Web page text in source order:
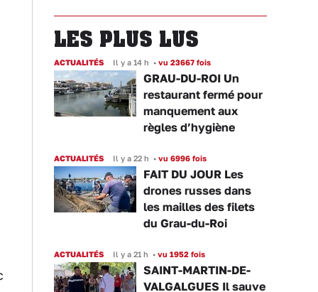
LES PLUS LUS
ACTUALITÉS Il y a 14 h • vu 23667 fois
GRAU-DU-ROI Un
restaurant fermé pour
manquement aux
règles d’hygiène
ACTUALITÉS Il y a 22 h • vu 6996 fois
FAIT DU JOUR Les
drones russes dans
les mailles des filets
du Grau-du-Roi
ACTUALITÉS Il y a 21 h • vu 1952 fois
SAINT-MARTIN-DE-
VALGALGUES Il sauve